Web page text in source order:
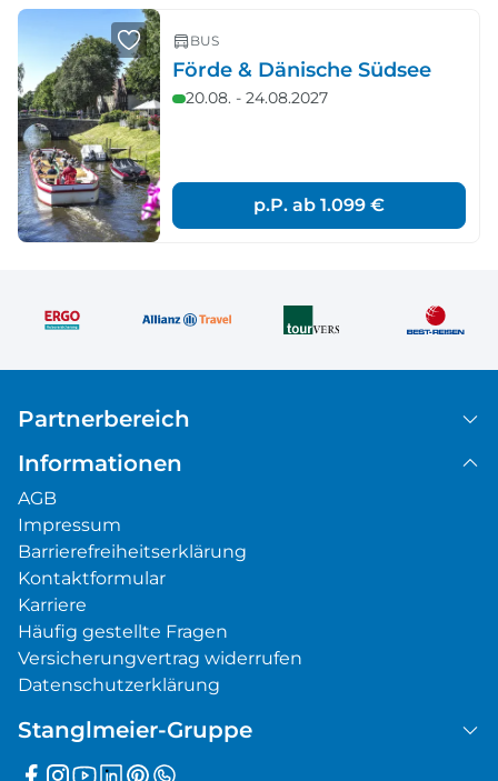
BUS
Förde & Dänische Südsee
20.08. - 24.08.2027
p.P. ab 1.099 €
Partnerbereich
Informationen
AGB
Impressum
Barrierefreiheitserklärung
Kontaktformular
Karriere
Häufig gestellte Fragen
Versicherungvertrag widerrufen
Datenschutzerklärung
Stanglmeier-Gruppe